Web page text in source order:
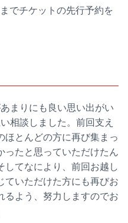
でチケットの先行予約を
まりにも良い思い出がい
相談しました。前回支え
ほとんどの方に再び集まっ
ったと思っていただけたん
してなにより、前回お越し
ていただけた方にも再びお
るよう、努力しますのでお